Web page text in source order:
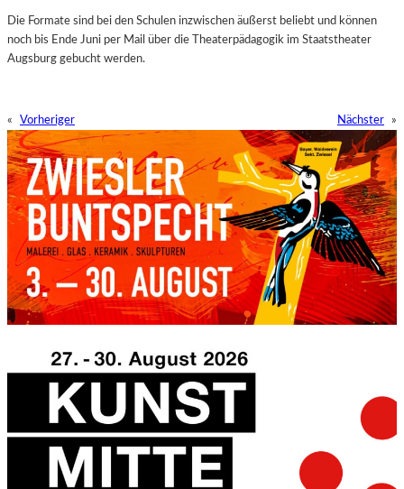
Die Formate sind bei den Schulen inzwischen äußerst beliebt und können
noch bis Ende Juni per Mail über die Theaterpädagogik im Staatstheater
Augsburg gebucht werden.
« Vorheriger Nächster »